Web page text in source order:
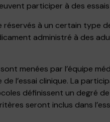
participer à des
réservés à un certain type
administré à des
menées par l’équipe
l’essai clinique. La
définissent un degré
seront inclus dans